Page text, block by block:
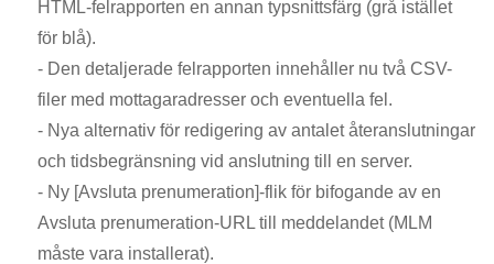
HTML-felrapporten en annan typsnittsfärg (grå istället
för blå).
- Den detaljerade felrapporten innehåller nu två CSV-
filer med mottagaradresser och eventuella fel.
- Nya alternativ för redigering av antalet återanslutningar
och tidsbegränsning vid anslutning till en server.
- Ny [Avsluta prenumeration]-flik för bifogande av en
Avsluta prenumeration-URL till meddelandet (MLM
måste vara installerat).